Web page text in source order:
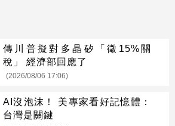
傳川普擬對多晶矽「徵15%關
稅」 經濟部回應了
(2026/08/06 17:06)
AI沒泡沫！ 美專家看好記憶體：
台灣是關鍵